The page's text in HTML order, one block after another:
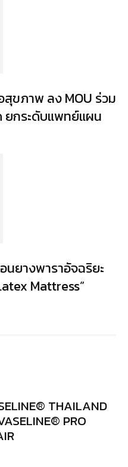
ขภาพ ลง MOU ร่วม
ยกระดับแพทย์แผน
ยางพาราอัจฉริยะ
Mattress”
THAILAND
PRO